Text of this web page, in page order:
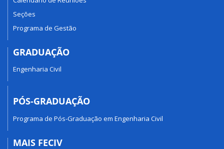
Seções
Programa de Gestão
GRADUAÇÃO
Engenharia Civil
PÓS-GRADUAÇÃO
Programa de Pós-Graduação em Engenharia Civil
MAIS FECIV